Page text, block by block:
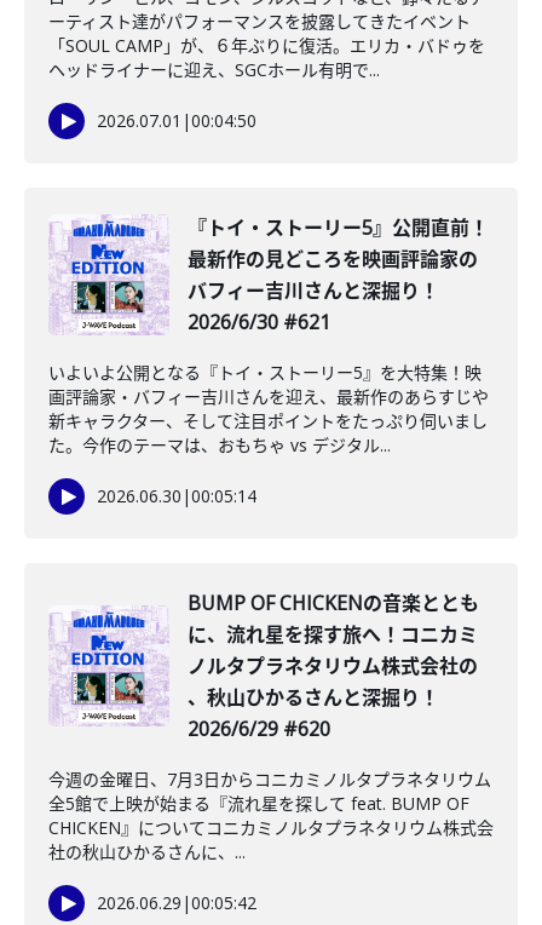
ーティスト達がパフォーマンスを披露してきたイベント
「SOUL CAMP」が、６年ぶりに復活。エリカ・バドゥを
ヘッドライナーに迎え、SGCホール有明で...
2026.07.01 |00:04:50
『トイ・ストーリー5』公開直前！
最新作の見どころを映画評論家の
バフィー吉川さんと深掘り！
2026/6/30 #621
いよいよ公開となる『トイ・ストーリー5』を大特集！映
画評論家・バフィー吉川さんを迎え、最新作のあらすじや
新キャラクター、そして注目ポイントをたっぷり伺いまし
た。今作のテーマは、おもちゃ vs デジタル...
2026.06.30 |00:05:14
BUMP OF CHICKENの音楽ととも
に、流れ星を探す旅へ！コニカミ
ノルタプラネタリウム株式会社の
、秋山ひかるさんと深掘り！
2026/6/29 #620
今週の金曜日、7月3日からコニカミノルタプラネタリウム
全5館で上映が始まる『流れ星を探して feat. BUMP OF
CHICKEN』についてコニカミノルタプラネタリウム株式会
社の秋山ひかるさんに、...
2026.06.29 |00:05:42